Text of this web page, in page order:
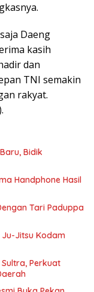
Daeng
kasih
dan
TNI semakin
rakyat.
Bidik
Handphone Hasil
Tari Paduppa
Ju-Jitsu Kodam
Perkuat